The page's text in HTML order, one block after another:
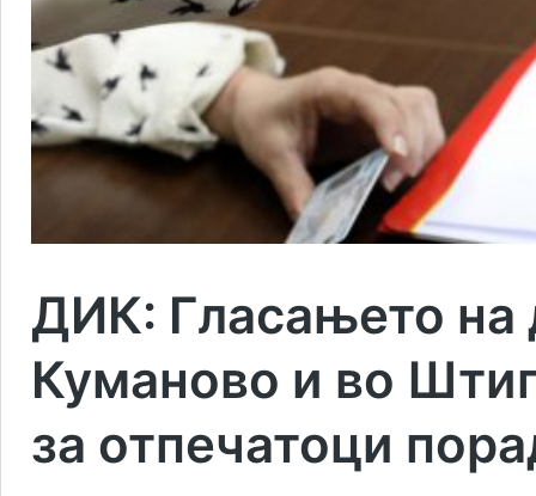
ДИК: Гласањето на
Куманово и во
за отпечатоци